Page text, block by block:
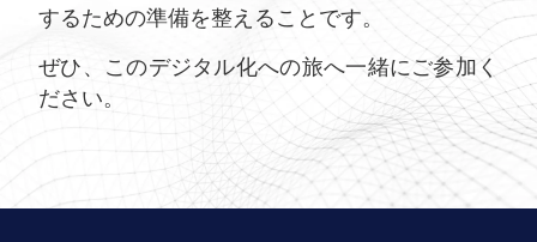
するための準備を整えることです。
ぜひ、このデジタル化への旅へ一緒にご参加く
ださい。